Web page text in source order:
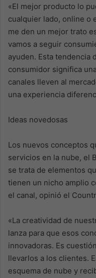
«El mejor producto lo
cualquier lado, online o
me den un mejor trato
vamos a seguir
ayuden. Esta tendencia
consumidor significa
canales lleven al
una experiencia
Ideas novedosas
Los nuevos conceptos
servicios en la nube, el
se trata de elementos
tienen un nicho amplio
el canal, opinió el
«La creatividad de
lanza para que esos
innovadoras. Es
llevarlos a los clientes.
esquema de nube y